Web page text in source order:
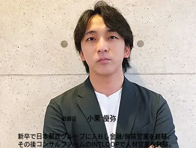
新卒で日本郵政グループに入社し金融/保険営業を経験。
その後コンサルファームのINTLOOPで人材営業を経験。​
取締役 小栗 優弥